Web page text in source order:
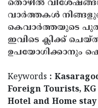
തൊഴിൽ
വാർത്തകൾ
കെവാർത്തയുടെ
ഇവിടെ ക്ലിക്ക്
ഉപയോഗിക്കാനും
Keywords :
Foreign Tourists,
Hotel and Home